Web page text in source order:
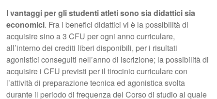
Ivantaggi per gli studenti atleti sono sia didattici sia
economici. Fra i benefici didattici vi è la possibilità di
acquisire sino a 3 CFU per ogni anno curriculare,
all’interno dei crediti liberi disponibili, per i risultati
agonistici conseguiti nell’anno di iscrizione; la possibilità di
acquisire i CFU previsti per il tirocinio curriculare con
l’attività di preparazione tecnica ed agonistica svolta
durante il periodo di frequenza del Corso di studio al quale